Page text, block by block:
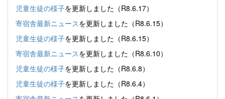
児童生徒の様子を更新しました（R8.6.17）
寄宿舎最新ニュースを更新しました（R8.6.15）
児童生徒の様子を更新しました（R8.6.15）
寄宿舎最新ニュースを更新しました（R8.6.10）
児童生徒の様子を更新しました（R8.6.8）
児童生徒の様子を更新しました（R8.6.4）